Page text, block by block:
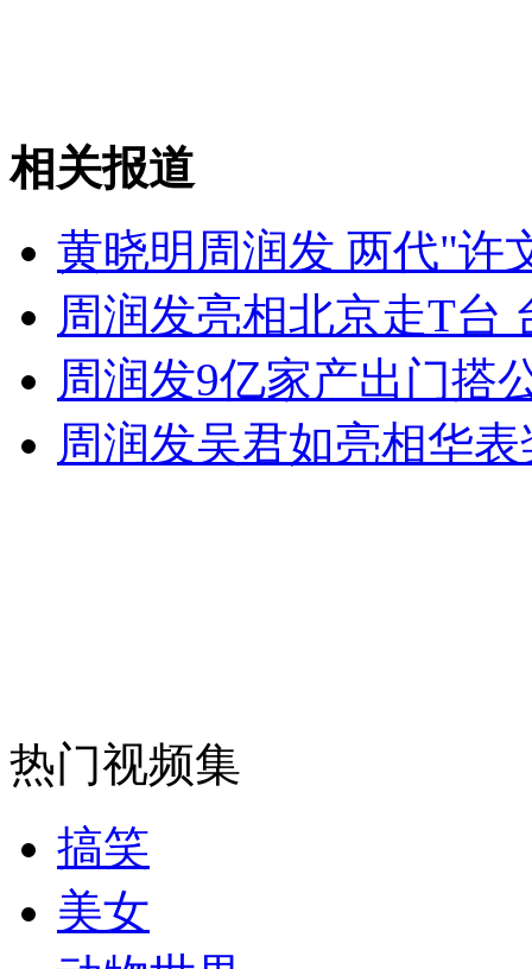
山西运城恶犬咬伤多人 警民合力深夜将其击毙
女孩北京地铁殴打老人 痛下狠手拳打脚踢
安徽一实载49人客车翻车
走！跟着总书记去植树
相关报道
黄晓明周润发 两代"许
周润发亮相北京走T台
周润发9亿家产出门搭
周润发吴君如亮相华
热门视频集
搞笑
美女